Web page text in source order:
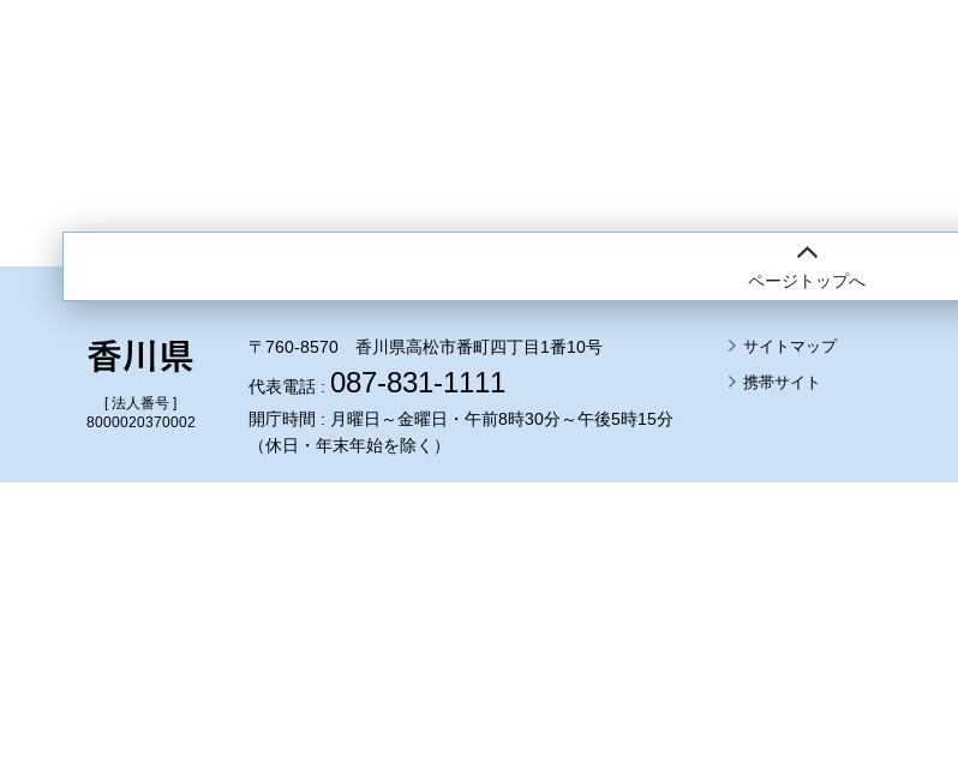
ページトップへ
[ 法人番号 ]
8000020370002
〒760-8570 香川県高松市番町四丁目1番10号
代表電話 : 087-831-1111
開庁時間 : 月曜日～金曜日・午前8時30分～午後5時15分
（休日・年末年始を除く）
サイトマップ
携帯サイト